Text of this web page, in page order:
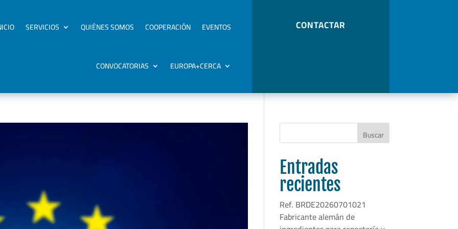
SERVICIOS QUIÉNES SOMOS COOPERACIÓN EVENTOS
CONVOCATORIAS EUROPA+CERCA
CONTACTAR
Buscar
Entradas
recientes
Ref. BRDE20260701021
Fabricante alemán de